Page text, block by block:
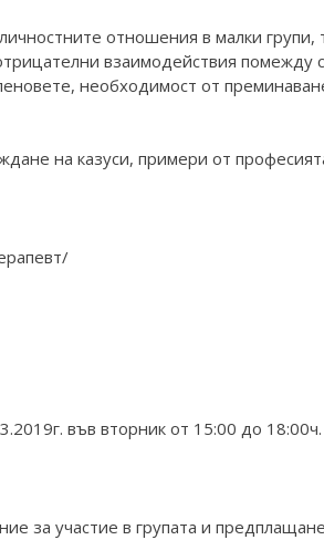
отношения в малки групи,
взаимодействия помежду
необходимост от
на казуси, примери от
във вторник от 15:00 до 18:00ч.
за участие в групата и